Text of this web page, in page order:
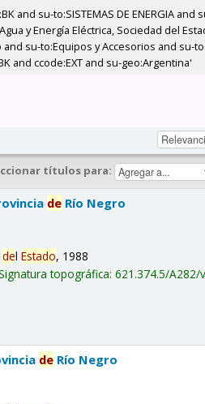
su-to:SISTEMAS DE ENERGIA and
y Energía Eléctrica, Sociedad del
su-to:Equipos y Accesorios and su-
and ccode:EXT and su-geo:Argentina'
títulos para:
de Río Negro
delEstado, 1988
topográfica:621.374.5/A282/
de Río Negro